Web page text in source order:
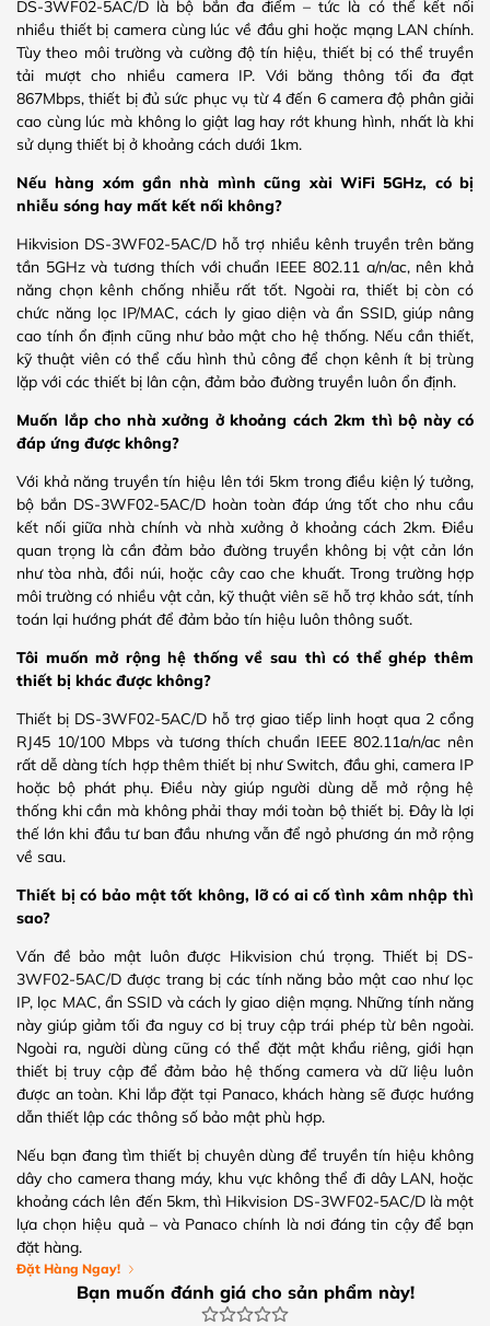
DS-3WF02-5AC/D là bộ bắn đa điểm – tức là có thể kết nối
nhiều thiết bị camera cùng lúc về đầu ghi hoặc mạng LAN chính.
Tùy theo môi trường và cường độ tín hiệu, thiết bị có thể truyền
tải mượt cho nhiều camera IP. Với băng thông tối đa đạt
867Mbps, thiết bị đủ sức phục vụ từ 4 đến 6 camera độ phân giải
cao cùng lúc mà không lo giật lag hay rớt khung hình, nhất là khi
sử dụng thiết bị ở khoảng cách dưới 1km.
Nếu hàng xóm gần nhà mình cũng xài WiFi 5GHz, có bị
nhiễu sóng hay mất kết nối không?
Hikvision DS-3WF02-5AC/D hỗ trợ nhiều kênh truyền trên băng
tần 5GHz và tương thích với chuẩn IEEE 802.11 a/n/ac, nên khả
năng chọn kênh chống nhiễu rất tốt. Ngoài ra, thiết bị còn có
chức năng lọc IP/MAC, cách ly giao diện và ẩn SSID, giúp nâng
cao tính ổn định cũng như bảo mật cho hệ thống. Nếu cần thiết,
kỹ thuật viên có thể cấu hình thủ công để chọn kênh ít bị trùng
lặp với các thiết bị lân cận, đảm bảo đường truyền luôn ổn định.
Muốn lắp cho nhà xưởng ở khoảng cách 2km thì bộ này có
đáp ứng được không?
Với khả năng truyền tín hiệu lên tới 5km trong điều kiện lý tưởng,
bộ bắn DS-3WF02-5AC/D hoàn toàn đáp ứng tốt cho nhu cầu
kết nối giữa nhà chính và nhà xưởng ở khoảng cách 2km. Điều
quan trọng là cần đảm bảo đường truyền không bị vật cản lớn
như tòa nhà, đồi núi, hoặc cây cao che khuất. Trong trường hợp
môi trường có nhiều vật cản, kỹ thuật viên sẽ hỗ trợ khảo sát, tính
toán lại hướng phát để đảm bảo tín hiệu luôn thông suốt.
Tôi muốn mở rộng hệ thống về sau thì có thể ghép thêm
thiết bị khác được không?
Thiết bị DS-3WF02-5AC/D hỗ trợ giao tiếp linh hoạt qua 2 cổng
RJ45 10/100 Mbps và tương thích chuẩn IEEE 802.11a/n/ac nên
rất dễ dàng tích hợp thêm thiết bị như Switch, đầu ghi, camera IP
hoặc bộ phát phụ. Điều này giúp người dùng dễ mở rộng hệ
thống khi cần mà không phải thay mới toàn bộ thiết bị. Đây là lợi
thế lớn khi đầu tư ban đầu nhưng vẫn để ngỏ phương án mở rộng
về sau.
Thiết bị có bảo mật tốt không, lỡ có ai cố tình xâm nhập thì
sao?
Vấn đề bảo mật luôn được Hikvision chú trọng. Thiết bị DS-
3WF02-5AC/D được trang bị các tính năng bảo mật cao như lọc
IP, lọc MAC, ẩn SSID và cách ly giao diện mạng. Những tính năng
này giúp giảm tối đa nguy cơ bị truy cập trái phép từ bên ngoài.
Ngoài ra, người dùng cũng có thể đặt mật khẩu riêng, giới hạn
thiết bị truy cập để đảm bảo hệ thống camera và dữ liệu luôn
được an toàn. Khi lắp đặt tại Panaco, khách hàng sẽ được hướng
dẫn thiết lập các thông số bảo mật phù hợp.
Nếu bạn đang tìm thiết bị chuyên dùng để truyền tín hiệu không
dây cho camera thang máy, khu vực không thể đi dây LAN, hoặc
khoảng cách lên đến 5km, thì Hikvision DS-3WF02-5AC/D là một
lựa chọn hiệu quả – và Panaco chính là nơi đáng tin cậy để bạn
đặt hàng.
Đặt Hàng Ngay!
Bạn muốn đánh giá cho sản phẩm này!